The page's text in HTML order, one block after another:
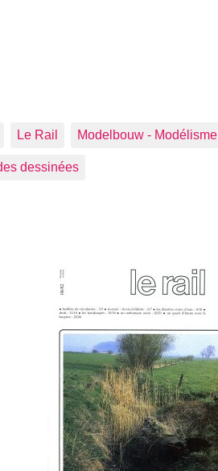
Le Rail Modelbouw - Modélisme
dessinées